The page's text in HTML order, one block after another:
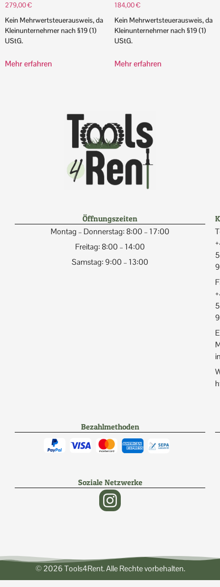
279,00€
Kein Mehrwertsteuerausweis, da
Kleinunternehmer nach §19 (1)
UStG.
Mehr erfahren
184,00€
Kein Mehrwertsteuerausweis, da
Kleinunternehmer nach §19 (1)
UStG.
Mehr erfahren
Öffnungszeiten
Montag – Donnerstag: 8:00 – 17:00
Freitag: 8:00 – 14:00
Samstag: 9:00 – 13:00
Bezahlmethoden
Soziale Netzwerke
© 2026 Tools4Rent. Alle Rechte vorbehalten.